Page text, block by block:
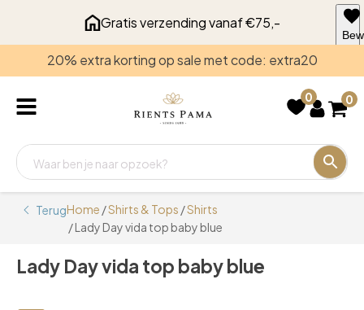
Gratis verzending vanaf €75,-
20% extra korting op sale met code: extra20
0 0
TerugHome /Shirts & Tops /Shirts
/ Lady Day vida top baby blue
Lady Day vida top baby blue
voor